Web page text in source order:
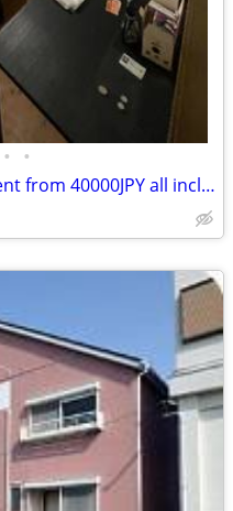
• •
Namba / Nipponbashi area rent from 40000JPY all included